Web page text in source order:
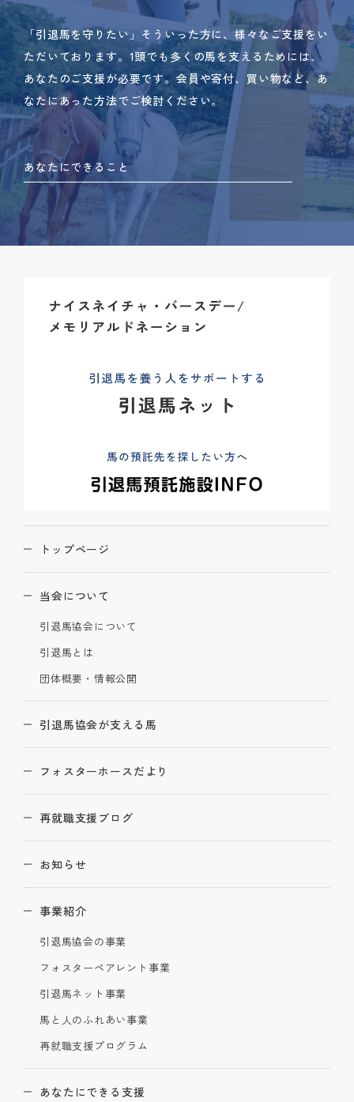
「引退馬を守りたい」そういった方に、様々なご支援をい
ただいております。 1頭でも多くの馬を支えるためには、
あなたのご支援が必要です。 会員や寄付、買い物など、あ
なたにあった方法でご検討ください。
あなたにできること
トップページ
当会について
引退馬協会について
引退馬とは
団体概要・情報公開
引退馬協会が支える馬
フォスターホースだより
再就職支援ブログ
お知らせ
事業紹介
引退馬協会の事業
フォスターペアレント事業
引退馬ネット事業
馬と人のふれあい事業
再就職支援プログラム
あなたにできる支援